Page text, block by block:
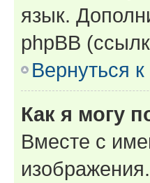
язык.
phpBB
Вернуться
Как я могу
Вместе с